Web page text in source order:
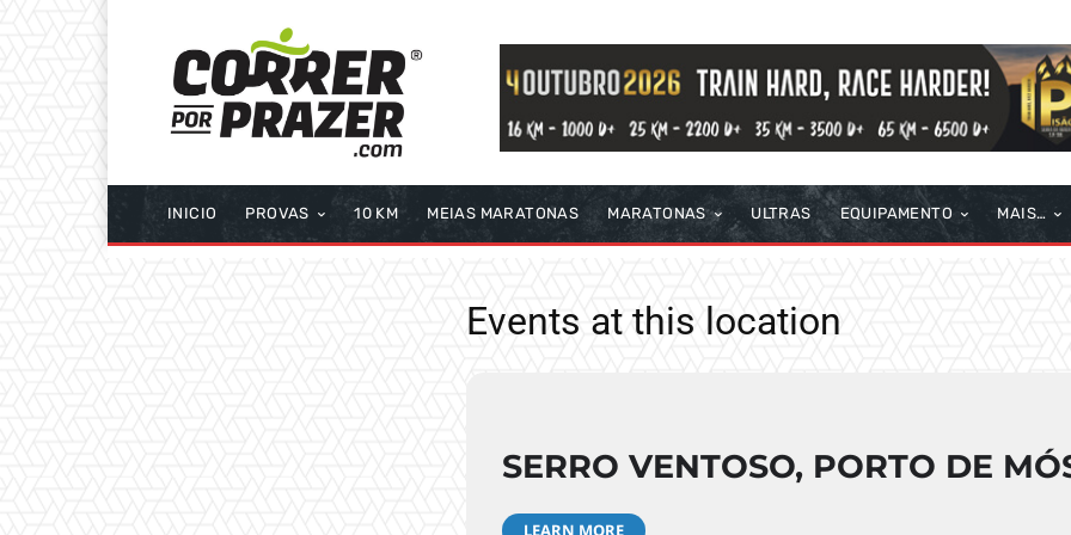
INICIO PROVAS 10 KM MEIAS MARATONAS MARATONAS ULTRAS EQUIPAMENTO MAIS…
Events at this location
SERRO VENTOSO, PORTO DE
LEARN MORE